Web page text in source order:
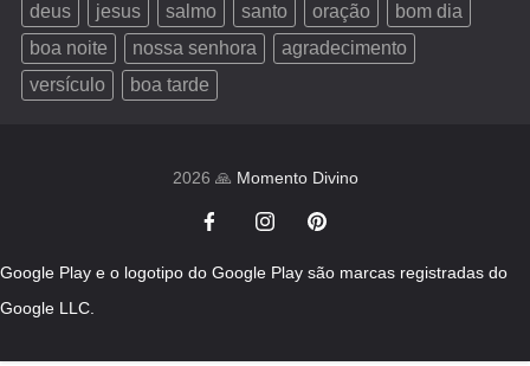
deus jesus salmo santo oração
bom dia
boa noite
nossa senhora
agradecimento
versículo
boa tarde
2026 🙏 Momento Divino
Google Play e o logotipo do Google Play são marcas registradas do
Google LLC.